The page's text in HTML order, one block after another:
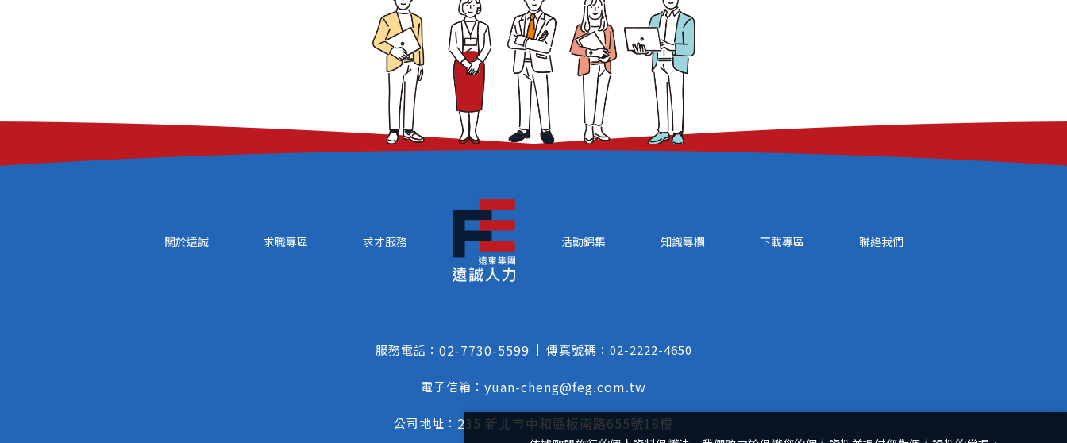
關於遠誠 求職專區 求才服務 活動錦集 知識專欄 下載專區 聯絡我們
服務電話： 02-7730-5599 傳真號碼： 02-2222-4650
電子信箱： yuan-cheng@feg.com.tw
公司地址： 235 新北市中和區板南路655號18樓